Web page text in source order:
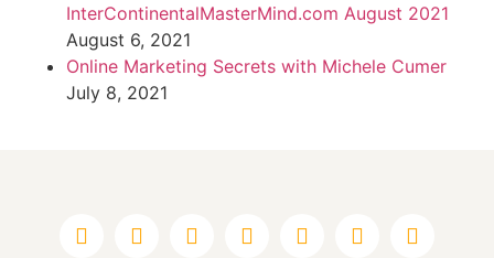
InterContinentalMasterMind.com August 2021
August 6, 2021
Online Marketing Secrets with Michele Cumer
July 8, 2021